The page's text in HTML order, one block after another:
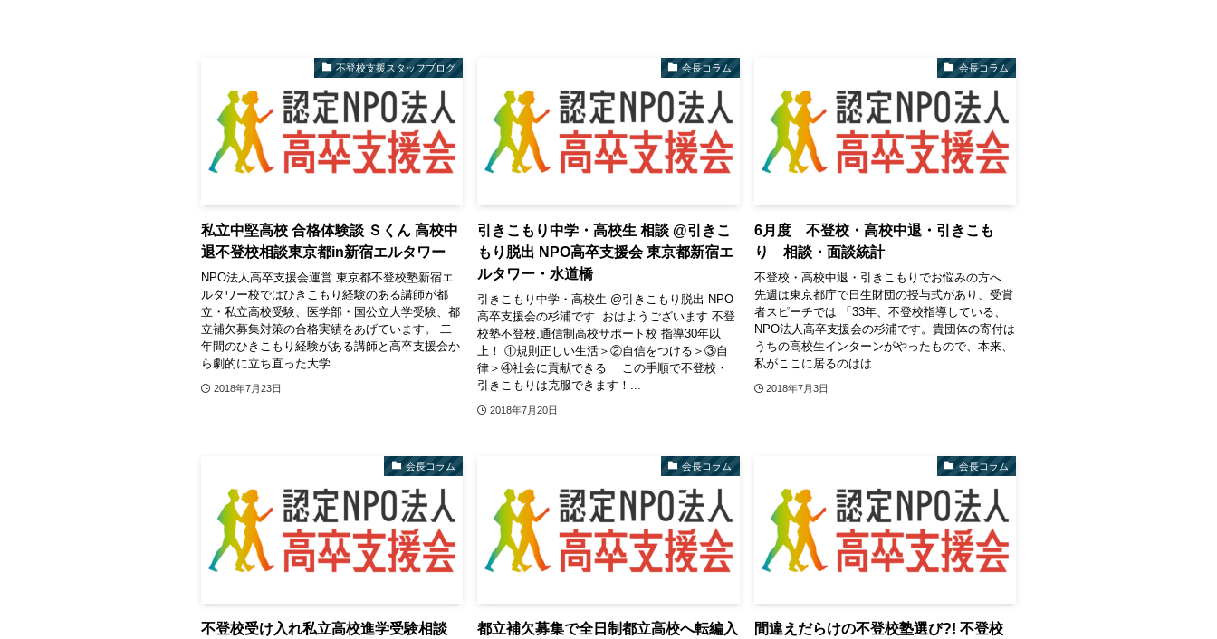
不登校支援スタッフブログ
私立中堅高校 合格体験談 Ｓくん 高校中
退不登校相談東京都in新宿エルタワー
NPO法人高卒支援会運営 東京都不登校塾新宿エ
ルタワー校ではひきこもり経験のある講師が都
立・私立高校受験、医学部・国公立大学受験、都
立補欠募集対策の合格実績をあげています。 二
年間のひきこもり経験がある講師と高卒支援会か
ら劇的に立ち直った大学...
2018年7月23日
会長コラム
引きこもり中学・高校生 相談 @引きこ
もり脱出 NPO高卒支援会 東京都新宿エ
ルタワー・水道橋
引きこもり中学・高校生 @引きこもり脱出 NPO
高卒支援会の杉浦です. おはようございます 不登
校塾不登校,通信制高校サポート校 指導30年以
上！ ①規則正しい生活＞②自信をつける＞③自
律＞④社会に貢献できる この手順で不登校・
引きこもりは克服できます！...
2018年7月20日
会長コラム
6月度 不登校・高校中退・引きこも
り 相談・面談統計
不登校・高校中退・引きこもりでお悩みの方へ
先週は東京都庁で日生財団の授与式があり、受賞
者スピーチでは 「33年、不登校指導している、
NPO法人高卒支援会の杉浦です。貴団体の寄付は
うちの高校生インターンがやったもので、本来、
私がここに居るのはは...
2018年7月3日
会長コラム
不登校受け入れ私立高校進学受験相談
会長コラム
都立補欠募集で全日制都立高校へ転編入
会長コラム
間違えだらけの不登校塾選び?! 不登校